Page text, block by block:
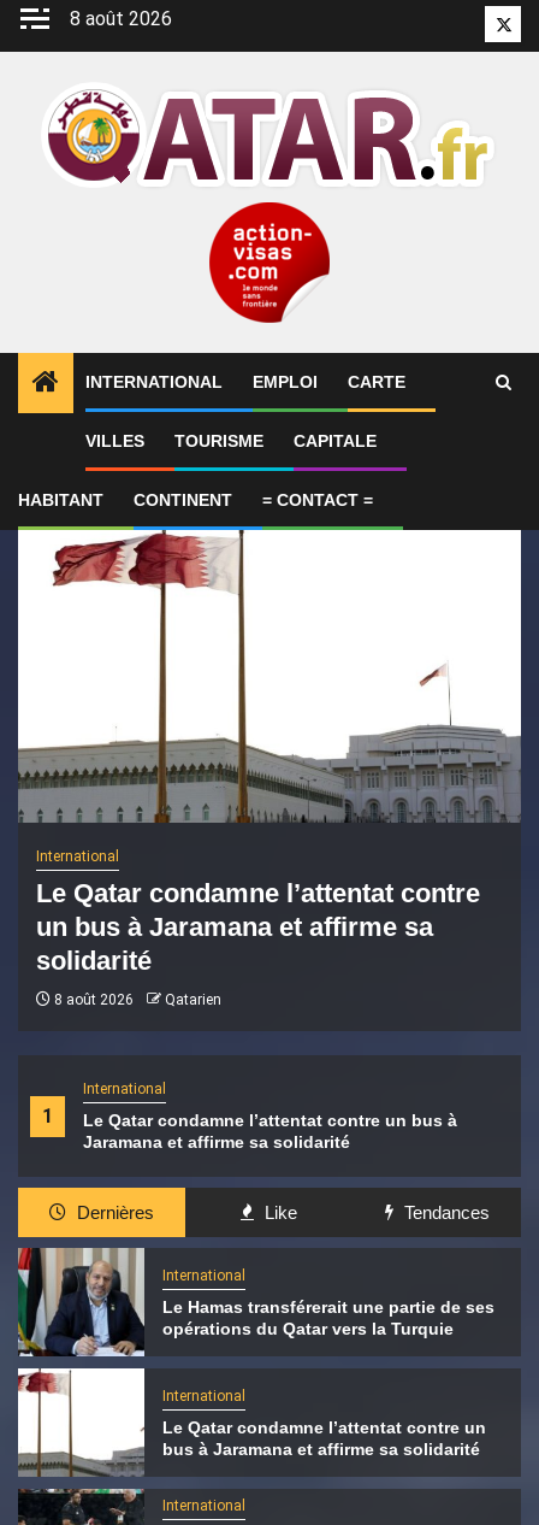
Aller
8 août 2026
INTERNATIONAL EMPLOI CARTE
VILLES TOURISME CAPITALE
HABITANT CONTINENT = CONTACT =
ALERTES INFO 1 Le Qatar condamne l’attentat
1
International
Le Qatar condamne l’attentat contre un bus à
Jaramana et affirme sa solidarité
International
Le Qatar condamne l’attentat contre
un bus à Jaramana et affirme sa
solidarité
8 août 2026 Qatarien
Dernières Like Tendances
International
Le Hamas transférerait une partie de ses
opérations du Qatar vers la Turquie
International
Le Qatar condamne l’attentat contre un
bus à Jaramana et affirme sa solidarité
International